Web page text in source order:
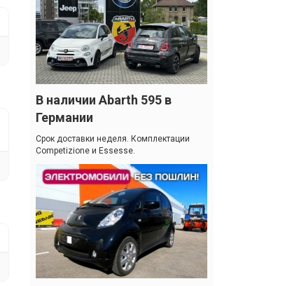
В наличии Abarth 595 в
Германии
Cрок доставки неделя. Комплектации
Competizione и Essesse.